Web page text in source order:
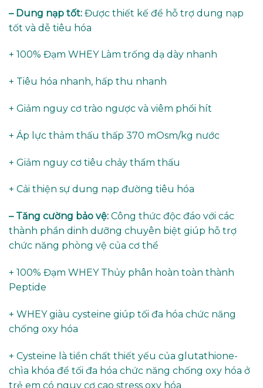
– Dung nạp tốt: Được thiết kế để hỗ trợ dung nạp
tốt và dễ tiêu hóa
+ 100% Đạm WHEY Làm trống dạ dày nhanh
+ Tiêu hóa nhanh, hấp thu nhanh
+ Giảm nguy cơ trào ngược và viêm phổi hít
+ Áp lực thảm thấu thấp 370 mOsm/kg nước
+ Giảm nguy cơ tiêu chảy thẩm thấu
+ Cải thiện sự dung nạp đường tiêu hóa
– Tăng cường bảo vệ: Công thức độc đáo với các
thành phần dinh dưỡng chuyên biệt giúp hỗ trợ
chức năng phòng vệ của cơ thể
+ 100% Đạm WHEY Thủy phân hoàn toàn thành
Peptide
+ WHEY giàu cysteine giúp tối đa hóa chức năng
chống oxy hóa
+ Cysteine là tiền chất thiết yếu của glutathione-
chìa khóa để tối đa hóa chức năng chống oxy hóa ở
trẻ em có nguy cơ cao stress oxy hóa